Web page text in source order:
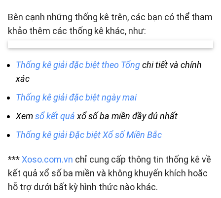
Bên cạnh những thống kê trên, các bạn có thể tham
khảo thêm các thống kê khác, như:
Thống kê giải đặc biệt theo Tổngchi tiết và chính
xác
Thống kê giải đặc biệt ngày mai
Xemsổ kết quảxổ số ba miền đầy đủ nhất
Thống kê giải Đặc biệt Xổ số Miền Bắc
***Xoso.com.vn chỉ cung cấp thông tin thống kê về
kết quả xổ số ba miền và không khuyến khích hoặc
hỗ trợ dưới bất kỳ hình thức nào khác.